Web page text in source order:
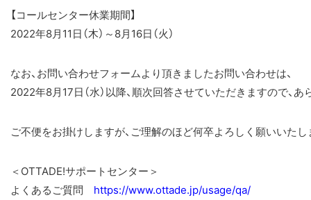
【コールセンター休業期間】
2022年8月11日（木）～8月16日（火）
なお、お問い合わせフォームより頂きましたお問い合わせは、
2022年8月17日（水）以降、順次回答させていただきますので、
ご不便をお掛けしますが、ご理解のほど何卒よろしく願いいたし
＜OTTADE!サポートセンター＞
よくあるご質問 https://www.ottade.jp/usage/qa/